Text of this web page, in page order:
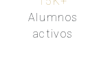
Alumnos
activos